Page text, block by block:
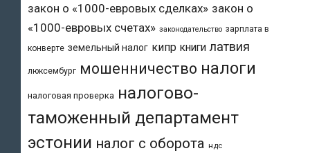
закон о «1000-евровых сделках» закон о
«1000-евровых счетах» законодательство зарплата в
конверте земельный налог кипр книги латвия
люксембург мошенничество налоги
налоговая проверка налогово-
таможенный департамент
эстонии налог с оборота ндс